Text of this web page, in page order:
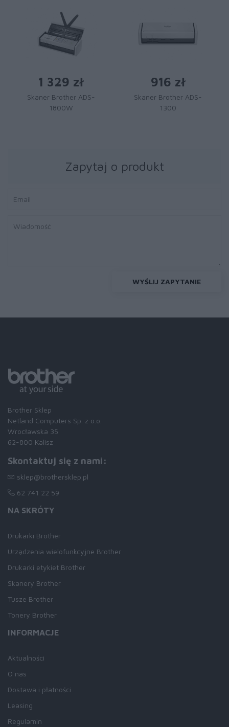
1 329 zł
Skaner Brother ADS-
1800W
916 zł
Skaner Brother ADS-
1300
Zapytaj o produkt
WYŚLIJ ZAPYTANIE
Brother Sklep
Netland Computers Sp. z o.o.
Wrocławska 35
62-800 Kalisz
Skontaktuj się z nami:
sklep@brothersklep.pl
62 741 22 59
NA SKRÓTY
Drukarki Brother
Urządzenia wielofunkcyjne Brother
Drukarki etykiet Brother
Skanery Brother
Tusze Brother
Tonery Brother
INFORMACJE
Aktualności
O nas
Dostawa i płatności
Leasing
Regulamin